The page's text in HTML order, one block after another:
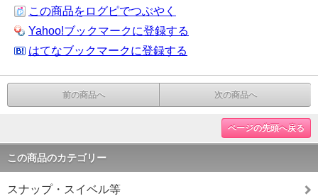
この商品をログピでつぶやく
Yahoo!ブックマークに登録する
はてなブックマークに登録する
前の商品へ 次の商品へ
ページの先頭へ戻る
この商品のカテゴリー
スナップ・スイベル等